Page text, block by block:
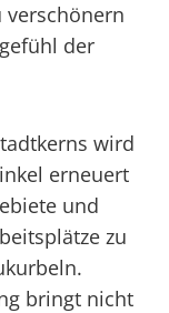
verschönern
der
wird
erneuert
und
zu
bringt nicht